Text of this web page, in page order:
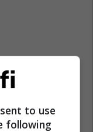
to use
following